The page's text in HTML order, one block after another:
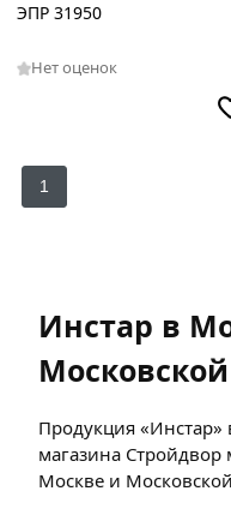
ЭПР 31950
Нет оценок
1
Инстар в
Продукция «Инстар»
магазина Стройдвор
Москве и